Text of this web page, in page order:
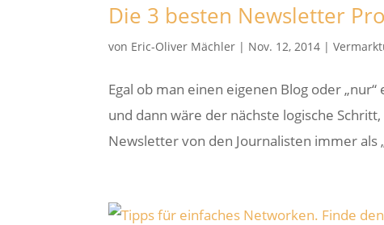
Die 3 besten Newsletter
von Eric-Oliver Mächler | Nov. 12, 2014 |
Egal ob man einen eigenen Blog oder
und dann wäre der nächste logische
Newsletter von den Journalisten immer als